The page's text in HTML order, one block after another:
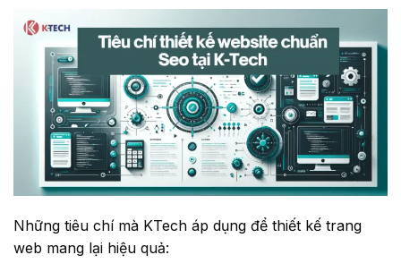
Những tiêu chí mà KTech áp dụng để thiết kế trang
web mang lại hiệu quả: